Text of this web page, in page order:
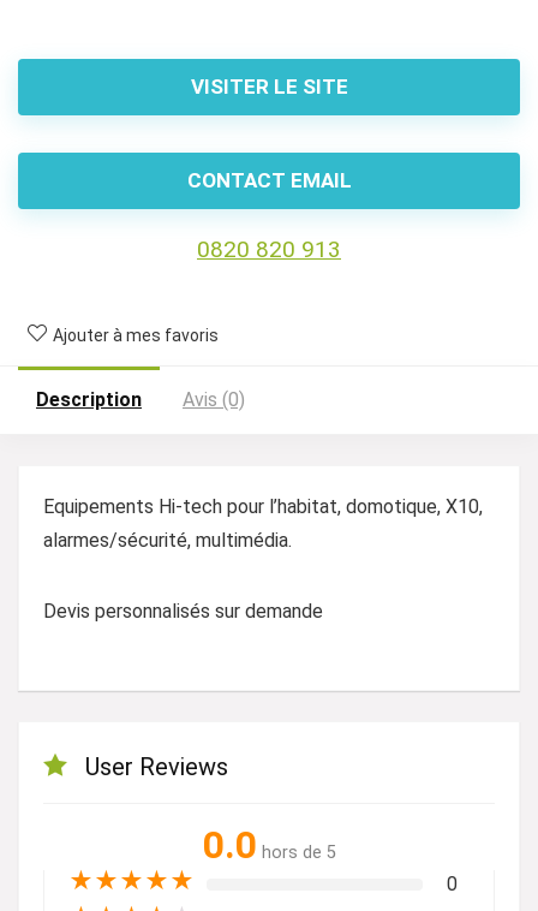
VISITER LE SITE
CONTACT EMAIL
0820 820 913
Ajouter à mes favoris
Description Avis (0)
Equipements Hi-tech pour l’habitat, domotique, X10,
alarmes/sécurité, multimédia.
Devis personnalisés sur demande
User Reviews
0.0 hors de 5
★★★★★ 0